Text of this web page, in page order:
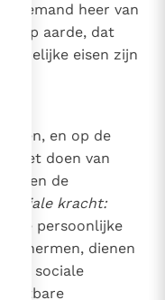
Of iemand heer van
is op aarde, dat
zedelijke eisen zijn
en op de
het doen van
en de
sociale kracht:
persoonlijke
dienen
sociale